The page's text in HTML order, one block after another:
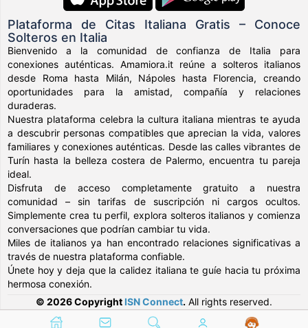
Plataforma de Citas Italiana Gratis – Conoce
Solteros en Italia
Bienvenido a la comunidad de confianza de Italia para
conexiones auténticas. Amamiora.it reúne a solteros italianos
desde Roma hasta Milán, Nápoles hasta Florencia, creando
oportunidades para la amistad, compañía y relaciones
duraderas.
Nuestra plataforma celebra la cultura italiana mientras te ayuda
a descubrir personas compatibles que aprecian la vida, valores
familiares y conexiones auténticas. Desde las calles vibrantes de
Turín hasta la belleza costera de Palermo, encuentra tu pareja
ideal.
Disfruta de acceso completamente gratuito a nuestra
comunidad – sin tarifas de suscripción ni cargos ocultos.
Simplemente crea tu perfil, explora solteros italianos y comienza
conversaciones que podrían cambiar tu vida.
Miles de italianos ya han encontrado relaciones significativas a
través de nuestra plataforma confiable.
Únete hoy y deja que la calidez italiana te guíe hacia tu próxima
hermosa conexión.
© 2026 Copyright ISN Connect. All rights reserved.